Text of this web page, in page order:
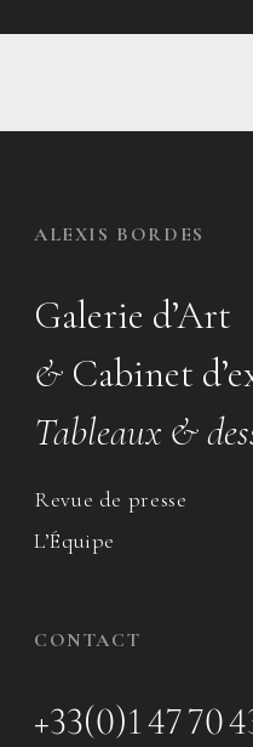
ALEXIS BORDES
Galerie d’Art
& Cabinet
Tableaux &
Revue de presse
L’Équipe
CONTACT
+33(0)1 47 70